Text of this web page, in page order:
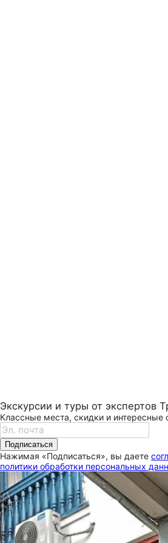
Экскурсии и туры от экспертов
Классные места, скидки и интересные
Подписаться
Нажимая «Подписаться», вы даете
политики обработки персональных